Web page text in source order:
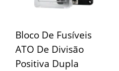
Bloco De Fusíveis
ATO De Divisão
Positiva Dupla